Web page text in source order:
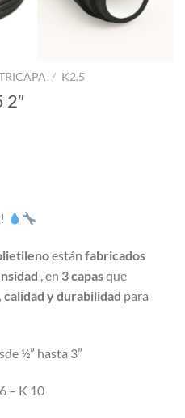
/ K2.5
2″
están fabricados
, en 3 capasque
y durabilidad para
½” hasta 3”
– K 10